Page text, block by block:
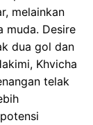
melainkan
muda. Desire
dua gol dan
Khvicha
telak